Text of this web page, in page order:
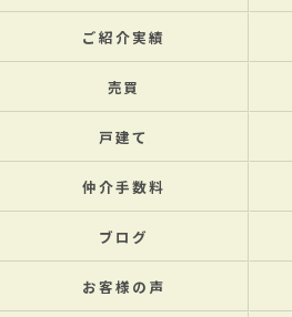
ご紹介実績
売買
戸建て
仲介手数料
ブログ
お客様の声